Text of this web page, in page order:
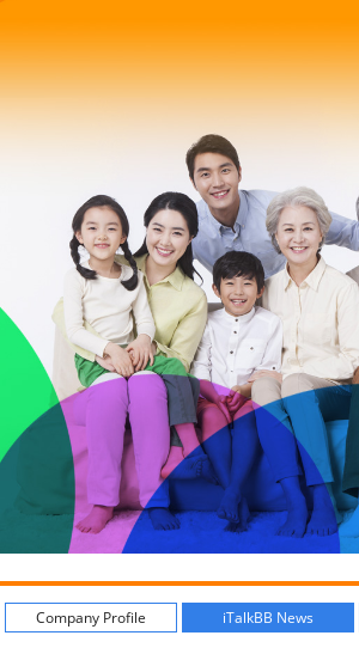
Company Profile iTalkBB News